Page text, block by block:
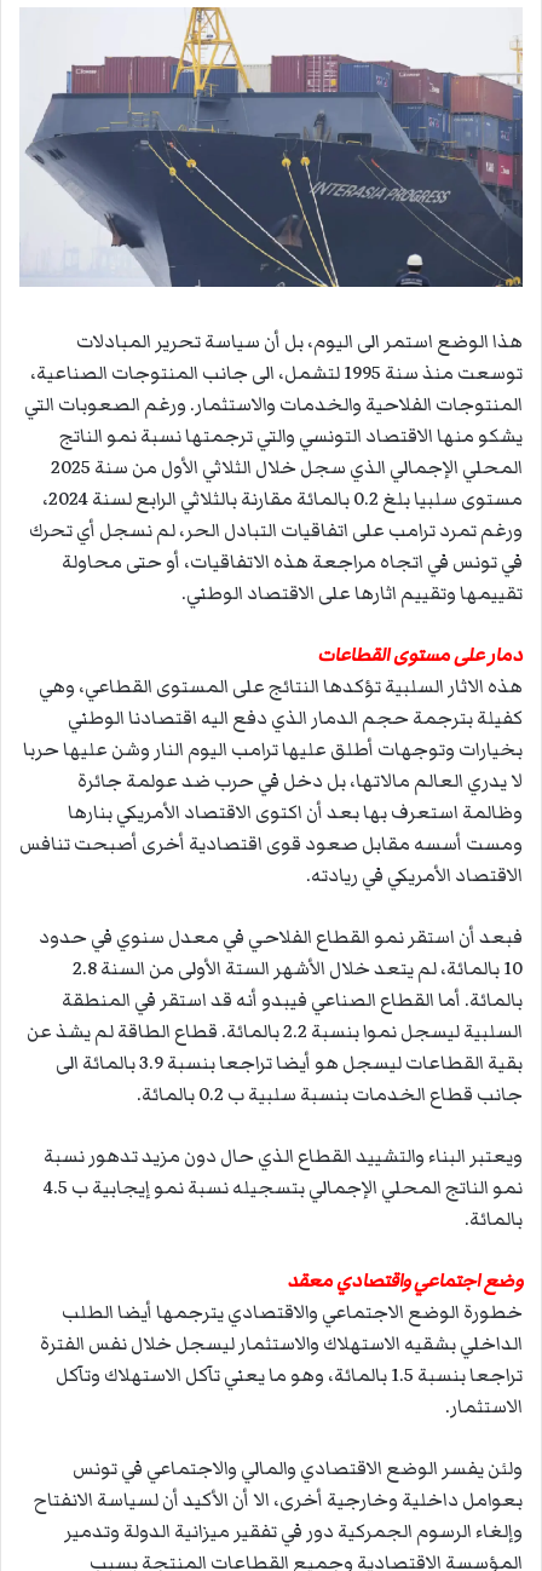
هذا الوضع استمر الى اليوم، بل أن سياسة تحرير المبادلات
توسعت منذ سنة 1995 لتشمل، الى جانب المنتوجات الصناعية،
المنتوجات الفلاحية والخدمات والاستثمار. ورغم الصعوبات التي
يشكو منها الاقتصاد التونسي والتي ترجمتها نسبة نمو الناتج
المحلي الإجمالي الذي سجل خلال الثلاثي الأول من سنة 2025
مستوى سلبيا بلغ 0.2 بالمائة مقارنة بالثلاثي الرابع لسنة 2024،
ورغم تمرد ترامب على اتفاقيات التبادل الحر، لم نسجل أي تحرك
في تونس في اتجاه مراجعة هذه الاتفاقيات، أو حتى محاولة
تقييمها وتقييم اثارها على الاقتصاد الوطني.
دمار على مستوى القطاعات
هذه الاثار السلبية تؤكدها النتائج على المستوى القطاعي، وهي
كفيلة بترجمة حجم الدمار الذي دفع اليه اقتصادنا الوطني
بخيارات وتوجهات أطلق عليها ترامب اليوم النار وشن عليها حربا
لا يدري العالم مالاتها، بل دخل في حرب ضد عولمة جائرة
وظالمة استعرف بها بعد أن اكتوى الاقتصاد الأمريكي بنارها
ومست أسسه مقابل صعود قوى اقتصادية أخرى أصبحت تنافس
الاقتصاد الأمريكي في ريادته.
فبعد أن استقر نمو القطاع الفلاحي في معدل سنوي في حدود
10 بالمائة، لم يتعد خلال الأشهر الستة الأولى من السنة 2.8
بالمائة. أما القطاع الصناعي فيبدو أنه قد استقر في المنطقة
السلبية ليسجل نموا بنسبة 2.2 بالمائة. قطاع الطاقة لم يشذ عن
بقية القطاعات ليسجل هو أيضا تراجعا بنسبة 3.9 بالمائة الى
جانب قطاع الخدمات بنسبة سلبية ب 0.2 بالمائة.
ويعتبر البناء والتشييد القطاع الذي حال دون مزيد تدهور نسبة
نمو الناتج المحلي الإجمالي بتسجيله نسبة نمو إيجابية ب 4.5
بالمائة.
وضع اجتماعي واقتصادي معقد
خطورة الوضع الاجتماعي والاقتصادي يترجمها أيضا الطلب
الداخلي بشقيه الاستهلاك والاستثمار ليسجل خلال نفس الفترة
تراجعا بنسبة 1.5 بالمائة، وهو ما يعني تآكل الاستهلاك وتآكل
الاستثمار.
ولئن يفسر الوضع الاقتصادي والمالي والاجتماعي في تونس
بعوامل داخلية وخارجية أخرى، الا أن الأكيد أن لسياسة الانفتاح
وإلغاء الرسوم الجمركية دور في تفقير ميزانية الدولة وتدمير
المؤسسة الاقتصادية وجميع القطاعات المنتجة بسبب